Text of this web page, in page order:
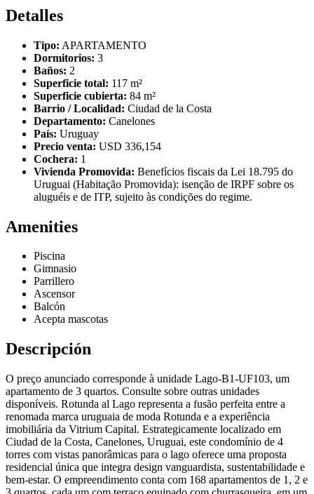
Detalles
Tipo: APARTAMENTO
Dormitorios: 3
Baños: 2
Superficie total: 117 m²
Superficie cubierta: 84 m²
Barrio / Localidad: Ciudad de la Costa
Departamento: Canelones
País: Uruguay
Precio venta: USD 336,154
Cochera: 1
Vivienda Promovida: Benefícios fiscais da Lei 18.795 do
Uruguai (Habitação Promovida): isenção de IRPF sobre os
aluguéis e de ITP, sujeito às condições do regime.
Amenities
Piscina
Gimnasio
Parrillero
Ascensor
Balcón
Acepta mascotas
Descripción
O preço anunciado corresponde à unidade Lago-B1-UF103, um
apartamento de 3 quartos. Consulte sobre outras unidades
disponíveis. Rotunda al Lago representa a fusão perfeita entre a
renomada marca uruguaia de moda Rotunda e a experiência
imobiliária da Vitrium Capital. Estrategicamente localizado em
Ciudad de la Costa, Canelones, Uruguai, este condomínio de 4
torres com vistas panorâmicas para o lago oferece uma proposta
residencial única que integra design vanguardista, sustentabilidade e
bem-estar. O empreendimento conta com 168 apartamentos de 1, 2 e